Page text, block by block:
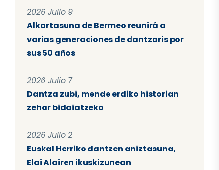
2026 Julio 9
Alkartasuna de Bermeo reunirá a
varias generaciones de dantzaris por
sus 50 años
2026 Julio 7
Dantza zubi, mende erdiko historian
zehar bidaiatzeko
2026 Julio 2
Euskal Herriko dantzen aniztasuna,
Elai Alairen ikuskizunean